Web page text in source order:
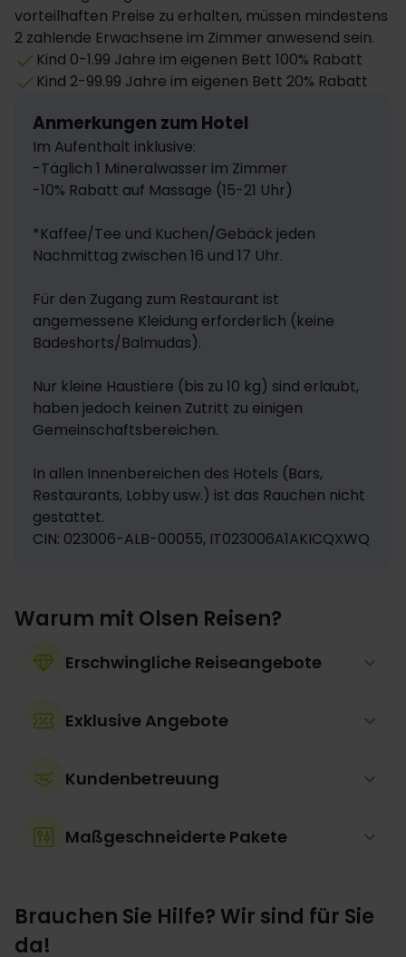
vorteilhaften Preise zu erhalten, müssen mindestens
2 zahlende Erwachsene im Zimmer anwesend sein.
Kind 0-1.99 Jahre im eigenen Bett 100% Rabatt
Kind 2-99.99 Jahre im eigenen Bett 20% Rabatt
Anmerkungen zum Hotel
Im Aufenthalt inklusive:
-Täglich 1 Mineralwasser im Zimmer
-10% Rabatt auf Massage (15-21 Uhr)
*Kaffee/Tee und Kuchen/Gebäck jeden
Nachmittag zwischen 16 und 17 Uhr.
Für den Zugang zum Restaurant ist
angemessene Kleidung erforderlich (keine
Badeshorts/Balmudas).
Nur kleine Haustiere (bis zu 10 kg) sind erlaubt,
haben jedoch keinen Zutritt zu einigen
Gemeinschaftsbereichen.
In allen Innenbereichen des Hotels (Bars,
Restaurants, Lobby usw.) ist das Rauchen nicht
gestattet.
CIN: 023006-ALB-00055, IT023006A1AKICQXWQ
Warum mit Olsen Reisen?
Erschwingliche Reiseangebote
Exklusive Angebote
Kundenbetreuung
Maßgeschneiderte Pakete
Brauchen Sie Hilfe? Wir sind für Sie
da!